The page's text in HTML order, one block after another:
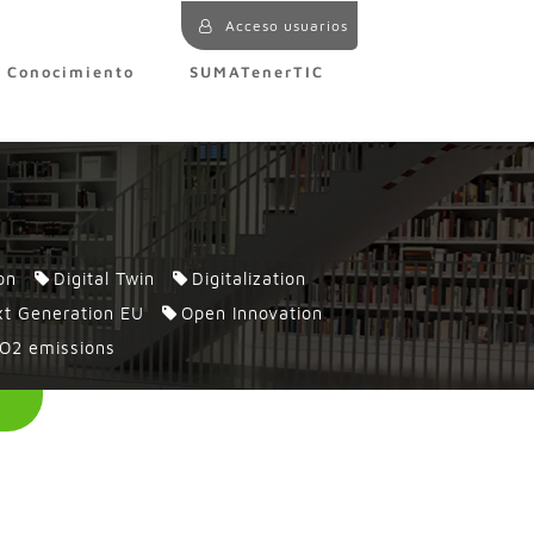
Acceso usuarios
Conocimiento SUMATenerTIC
Digital Twin
Digitalization
Generation EU
Open Innovation
emissions